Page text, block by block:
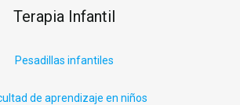
Terapia Infantil
Pesadillas infantiles
de aprendizaje en niños